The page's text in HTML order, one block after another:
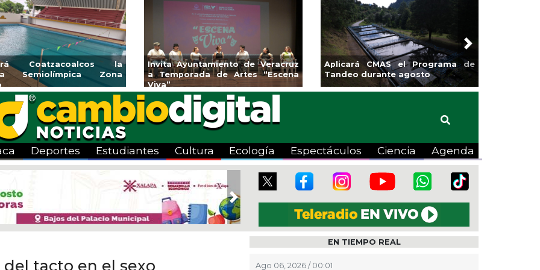
de Xalapa
en Mercadito
Coatzacoalcos impulsa la
halterofilia con la Copa Coyote
2026
Continúa Coatza Vive el Verano
2026 con cine, actividades
lúdicas y expo
Next
Deportes Estudiantes Cultura Ecología Espectáculos Ciencia Agenda
Next
tacto en el sexo
EN TIEMPO REAL
Ago 06, 2026 / 00:01